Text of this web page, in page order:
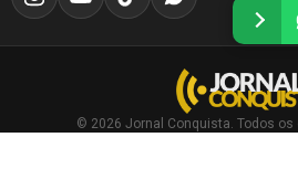
© 2026 Jornal Conquista. Todos